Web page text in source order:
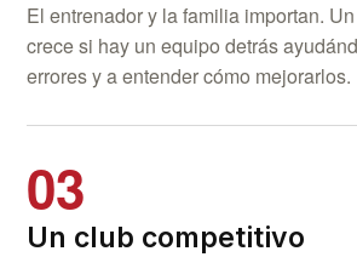
El entrenador y la familia importan.
crece si hay un equipo detrás
errores y a entender cómo mejorarlos.
03
Un club competitivo